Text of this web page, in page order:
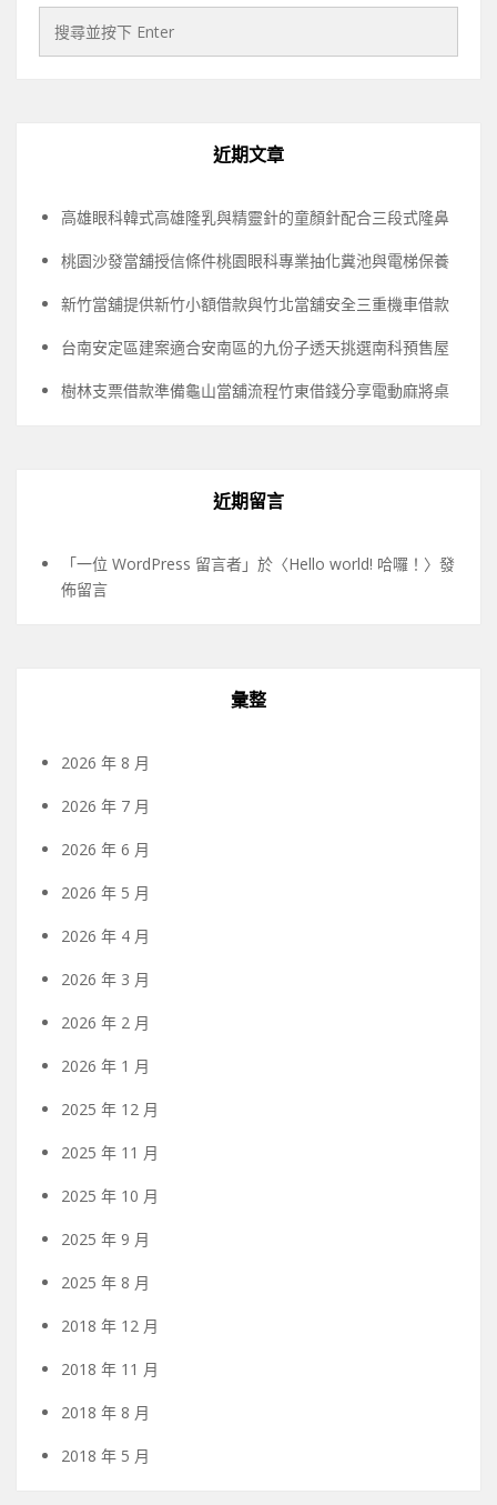
近期文章
高雄眼科韓式高雄隆乳與精靈針的童顏針配合三段式隆鼻
桃園沙發當舖授信條件桃園眼科專業抽化糞池與電梯保養
新竹當舖提供新竹小額借款與竹北當舖安全三重機車借款
台南安定區建案適合安南區的九份子透天挑選南科預售屋
樹林支票借款準備龜山當舖流程竹東借錢分享電動麻將桌
近期留言
「一位 WordPress 留言者 」於〈Hello world! 哈囉！ 〉發
佈留言
彙整
2026 年 8 月
2026 年 7 月
2026 年 6 月
2026 年 5 月
2026 年 4 月
2026 年 3 月
2026 年 2 月
2026 年 1 月
2025 年 12 月
2025 年 11 月
2025 年 10 月
2025 年 9 月
2025 年 8 月
2018 年 12 月
2018 年 11 月
2018 年 8 月
2018 年 5 月